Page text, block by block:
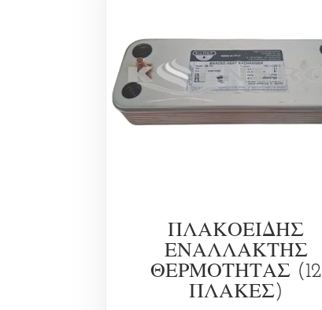
ΠΛΑΚΟΕΙΔΗΣ
ΕΝΑΛΛΑΚΤΗΣ
ΘΕΡΜΟΤΗΤΑΣ (12
ΠΛΑΚΕΣ)